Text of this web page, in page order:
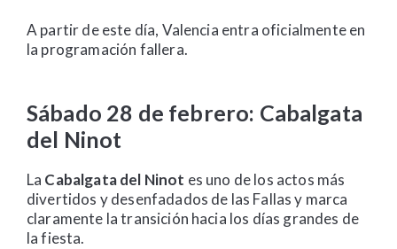
A partir de este día, Valencia entra oficialmente en
la programación fallera.
Sábado 28 de febrero: Cabalgata
del Ninot
La Cabalgata del Ninot es uno de los actos más
divertidos y desenfadados de las Fallas y marca
claramente la transición hacia los días grandes de
la fiesta.